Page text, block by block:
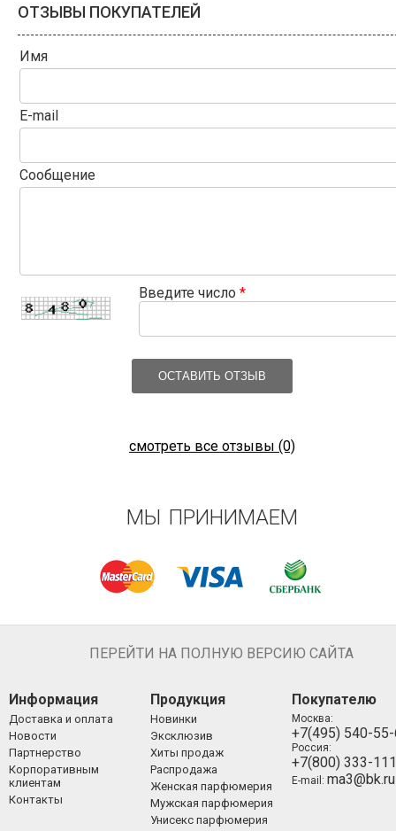
ОТЗЫВЫ ПОКУПАТЕЛЕЙ
Имя
E-mail
Сообщение
Введите число *
ОСТАВИТЬ ОТЗЫВ
смотреть все отзывы (0)
МЫ ПРИНИМАЕМ
ПЕРЕЙТИ НА ПОЛНУЮ ВЕРСИЮ САЙТА
Информация
Доставка и оплата
Новости
Партнерство
Корпоративным
клиентам
Контакты
Продукция
Новинки
Эксклюзив
Хиты продаж
Распродажа
Женская парфюмерия
Мужская парфюмерия
Унисекс парфюмерия
Покупателю
Москва:
+7(495) 540-
Россия:
+7(800) 333-
E-mail: ma3@bk.ru